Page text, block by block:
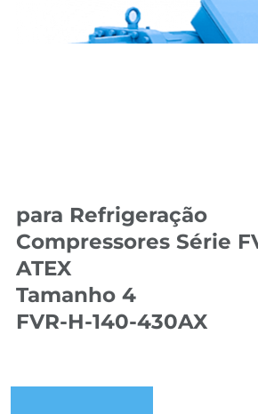
para Refrigeração
Compressores Série
ATEX
Tamanho 4
FVR-H-140-430AX